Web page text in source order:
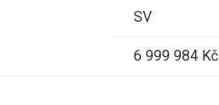
SV
6 999 984 Kč